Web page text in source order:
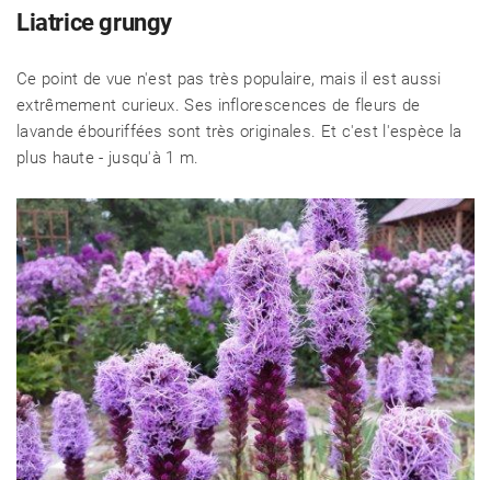
Liatrice grungy
Ce point de vue n'est pas très populaire, mais il est aussi
extrêmement curieux. Ses inflorescences de fleurs de
lavande ébouriffées sont très originales. Et c'est l'espèce la
plus haute - jusqu'à 1 m.
RECETTES
CHALET D'ÉTÉ ET JARDIN